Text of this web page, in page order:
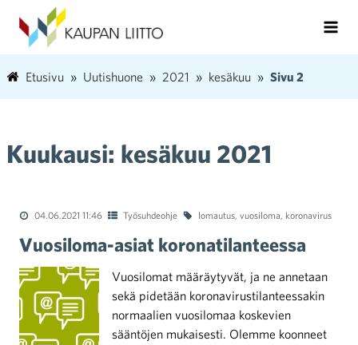
Etusivu Uutishuone 2021 kesäkuu Sivu 2
Kuukausi: kesäkuu 2021
04.06.2021 11:46 Työsuhdeohje lomautus, vuosiloma, koronavirus
Vuosiloma-asiat koronatilanteessa
Vuosilomat määräytyvät, ja ne annetaan
sekä pidetään koronavirustilanteessakin
normaalien vuosilomaa koskevien
sääntöjen mukaisesti. Olemme koonneet